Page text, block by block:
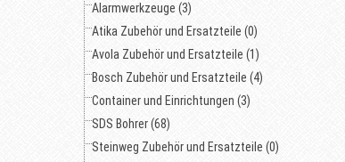
Alarmwerkzeuge (3)
Atika Zubehör und Ersatzteile (0)
Avola Zubehör und Ersatzteile (1)
Bosch Zubehör und Ersatzteile (4)
Container und Einrichtungen (3)
SDS Bohrer (68)
Steinweg Zubehör und Ersatzteile (0)